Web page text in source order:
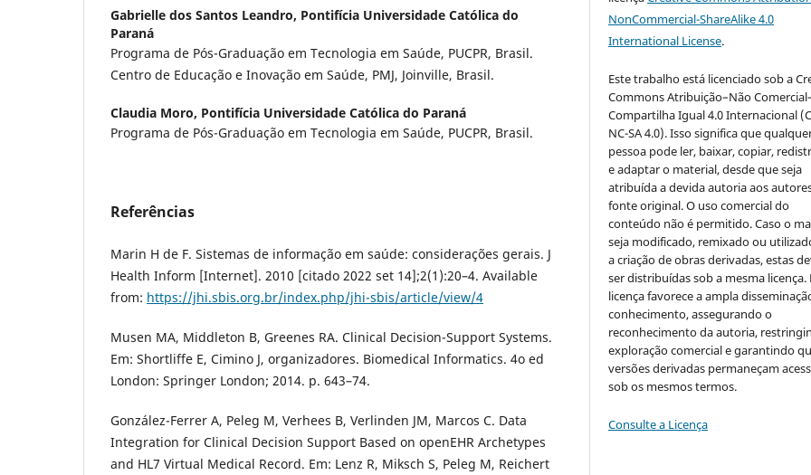
Gabrielle dos Santos Leandro, Pontifícia Universidade Católica do
Paraná
Programa de Pós-Graduação em Tecnologia em Saúde, PUCPR, Brasil.
Centro de Educação e Inovação em Saúde, PMJ, Joinville, Brasil.
Claudia Moro, Pontifícia Universidade Católica do Paraná
Programa de Pós-Graduação em Tecnologia em Saúde, PUCPR, Brasil.
Referências
Marin H de F. Sistemas de informação em saúde: considerações gerais. J
Health Inform [Internet]. 2010 [citado 2022 set 14];2(1):20–4. Available
from: https://jhi.sbis.org.br/index.php/jhi-sbis/article/view/4
Musen MA, Middleton B, Greenes RA. Clinical Decision-Support Systems.
Em: Shortliffe E, Cimino J, organizadores. Biomedical Informatics. 4o ed
London: Springer London; 2014. p. 643–74.
González-Ferrer A, Peleg M, Verhees B, Verlinden JM, Marcos C. Data
Integration for Clinical Decision Support Based on openEHR Archetypes
and HL7 Virtual Medical Record. Em: Lenz R, Miksch S, Peleg M, Reichert
NonCommercial-ShareAlike 4.0
International License.
Este trabalho está licenciado sob a
Commons Atribuição–Não
Compartilha Igual 4.0 Internacional
NC-SA 4.0). Isso significa que
pessoa pode ler, baixar, copiar,
e adaptar o material, desde que seja
atribuída a devida autoria aos
fonte original. O uso comercial do
conteúdo não é permitido. Caso o
seja modificado, remixado ou
a criação de obras derivadas, estas
ser distribuídas sob a mesma licença.
licença favorece a ampla
conhecimento, assegurando o
reconhecimento da autoria,
exploração comercial e garantindo
versões derivadas permaneçam
sob os mesmos termos.
Consulte a Licença